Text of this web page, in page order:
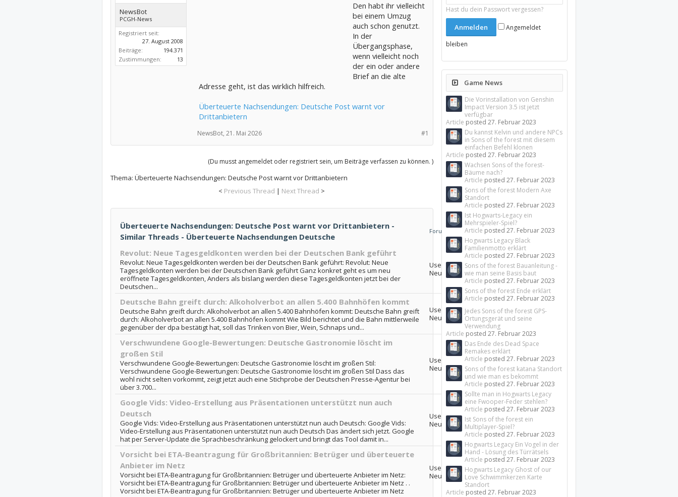
NewsBot
PCGH-News
Registriert seit:
27. August 2008
Beiträge:
194.371
Zustimmungen:
13
Den habt ihr vielleicht
bei einem Umzug
auch schon genutzt.
In der
Übergangsphase,
wenn vielleicht noch
der ein oder andere
Brief an die alte
Adresse geht, ist das wirklich hilfreich.
Überteuerte Nachsendungen: Deutsche Post warnt vor
Drittanbietern
#1
NewsBot, 21. Mai 2026
(Du musst angemeldet oder registriert sein, um Beiträge verfassen zu können. )
Thema: Überteuerte Nachsendungen: Deutsche Post warnt vor Drittanbietern
< Previous Thread | Next Thread >
Überteuerte Nachsendungen: Deutsche Post warnt vor Drittanbietern -
Similar Threads - Überteuerte Nachsendungen Deutsche
Forum Datum
Revolut: Neue Tagesgeldkonten werden bei der Deutschen Bank geführt
Revolut: Neue Tagesgeldkonten werden bei der Deutschen Bank geführt: Revolut: Neue
Tagesgeldkonten werden bei der Deutschen Bank geführt Ganz konkret geht es um neu
eröffnete Tagesgeldkonten, Anders als bislang werden diese Tagesgeldkonten jetzt bei der
Deutschen...
User-
Neuigkeiten
Mittwoch
um 10:22
Uhr
Deutsche Bahn greift durch: Alkoholverbot an allen 5.400 Bahnhöfen kommt
Deutsche Bahn greift durch: Alkoholverbot an allen 5.400 Bahnhöfen kommt: Deutsche Bahn greift
durch: Alkoholverbot an allen 5.400 Bahnhöfen kommt Wie Bild berichtet und die Bahn mittlerweile
gegenüber der dpa bestätigt hat, soll das Trinken von Bier, Wein, Schnaps und...
User-
Neuigkeiten
21. Juli 2026
Verschwundene Google-Bewertungen: Deutsche Gastronomie löscht im
großen Stil
Verschwundene Google-Bewertungen: Deutsche Gastronomie löscht im großen Stil:
Verschwundene Google-Bewertungen: Deutsche Gastronomie löscht im großen Stil Dass das
wohl nicht selten vorkommt, zeigt jetzt auch eine Stichprobe der Deutschen Presse-Agentur bei
über 3.700...
User-
Neuigkeiten
20. Juli 2026
Google Vids: Video-Erstellung aus Präsentationen unterstützt nun auch
Deutsch
Google Vids: Video-Erstellung aus Präsentationen unterstützt nun auch Deutsch: Google Vids:
Video-Erstellung aus Präsentationen unterstützt nun auch Deutsch Das ändert sich jetzt. Google
hat per Server-Update die Sprachbeschränkung gelockert und bringt das Tool damit in...
User-
Neuigkeiten
10. Juli 2026
Vorsicht bei ETA-Beantragung für Großbritannien: Betrüger und überteuerte
Anbieter im Netz
Vorsicht bei ETA-Beantragung für Großbritannien: Betrüger und überteuerte Anbieter im Netz:
Vorsicht bei ETA-Beantragung für Großbritannien: Betrüger und überteuerte Anbieter im Netz . .
Vorsicht bei ETA-Beantragung für Großbritannien: Betrüger und überteuerte Anbieter im Netz
User-
Neuigkeiten
2. April
2025
Hast du dein Passwort vergessen?
Angemeldet
bleiben
Game News
Die Vorinstallation von Genshin
Impact Version 3.5 ist jetzt
verfügbar
Article posted27. Februar 2023
Du kannst Kelvin und andere NPCs
in Sons of the forest mit diesem
einfachen Befehl klonen
Article posted27. Februar 2023
Wachsen Sons of the forest-
Bäume nach?
Article posted27. Februar 2023
Sons of the forest Modern Axe
Standort
Article posted27. Februar 2023
Ist Hogwarts-Legacy ein
Mehrspieler-Spiel?
Article posted27. Februar 2023
Hogwarts Legacy Black
Familienmotto erklärt
Article posted27. Februar 2023
Sons of the forest Bauanleitung -
wie man seine Basis baut
Article posted27. Februar 2023
Sons of the forest Ende erklärt
Article posted27. Februar 2023
Jedes Sons of the forest GPS-
Ortungsgerät und seine
Verwendung
Article posted27. Februar 2023
Das Ende des Dead Space
Remakes erklärt
Article posted27. Februar 2023
Sons of the forest katana Standort
und wie man es bekommt
Article posted27. Februar 2023
Sollte man in Hogwarts Legacy
eine Fwooper-Feder stehlen?
Article posted27. Februar 2023
Ist Sons of the forest ein
Multiplayer-Spiel?
Article posted27. Februar 2023
Hogwarts Legacy Ein Vogel in der
Hand - Lösung des Türrätsels
Article posted27. Februar 2023
Hogwarts Legacy Ghost of our
Love Schwimmkerzen Karte
Standort
Article posted27. Februar 2023